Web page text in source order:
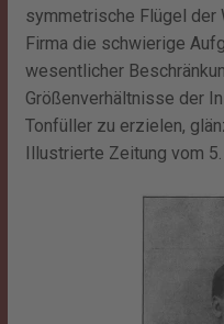
symmetrische Flügel der
Firma die schwierige
wesentlicher
Größenverhältnisse der
Tonfüller zu erzielen,
Illustrierte Zeitung vom